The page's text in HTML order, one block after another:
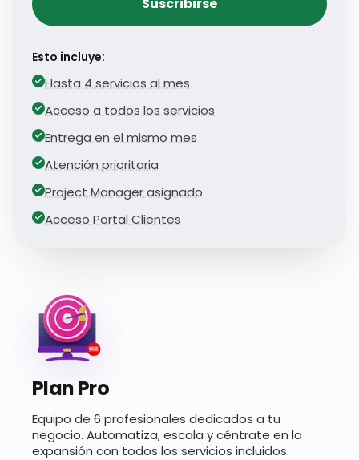
Esto incluye:
Hasta 4 servicios al mes
Acceso a todos los servicios
Entrega en el mismo mes
Atención prioritaria
Project Manager asignado
Acceso Portal Clientes
Plan Pro
Equipo de 6 profesionales dedicados a tu
negocio. Automatiza, escala y céntrate en la
expansión con todos los servicios incluidos.